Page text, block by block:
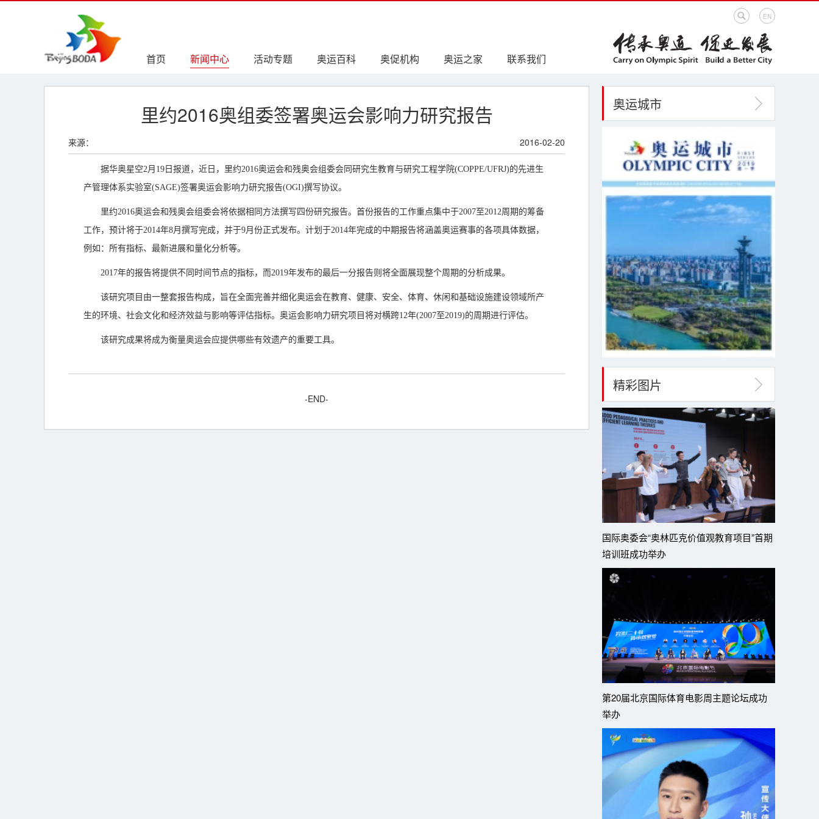
EN
首页 新闻中心 活动专题 奥运百科 奥促机构 奥运之家 联系我们
里约2016奥组委签署奥运会影响力研究报告
来源： 2016-02-20
据华奥星空2月19日报道，近日，里约2016奥运会和残奥会组委会同研究生教育与研究工程学院(COPPE/UFRJ)的先进生
产管理体系实验室(SAGE)签署奥运会影响力研究报告(OGI)撰写协议。
里约2016奥运会和残奥会组委会将依据相同方法撰写四份研究报告。首份报告的工作重点集中于2007至2012周期的筹备
工作，预计将于2014年8月撰写完成，并于9月份正式发布。计划于2014年完成的中期报告将涵盖奥运赛事的各项具体数据，
例如：所有指标、最新进展和量化分析等。
2017年的报告将提供不同时间节点的指标，而2019年发布的最后一分报告则将全面展现整个周期的分析成果。
该研究项目由一整套报告构成，旨在全面完善并细化奥运会在教育、健康、安全、体育、休闲和基础设施建设领域所产
生的环境、社会文化和经济效益与影响等评估指标。奥运会影响力研究项目将对横跨12年(2007至2019)的周期进行评估。
该研究成果将成为衡量奥运会应提供哪些有效遗产的重要工具。
-END-
奥运城市
精彩图片
国际奥委会“奥林匹克价值观教育项目”首期
培训班成功举办
第20届北京国际体育电影周主题论坛成功
举办